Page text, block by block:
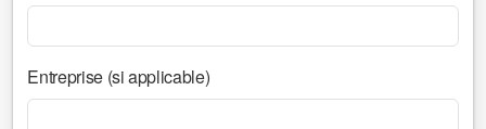
Entreprise (si applicable)